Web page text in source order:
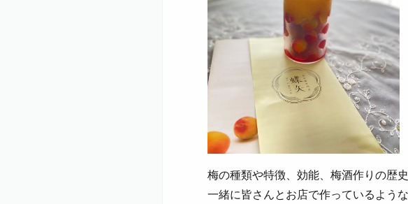
梅の種類や特徴、効能、梅酒作りの歴
一緒に皆さんとお店で作っているよう